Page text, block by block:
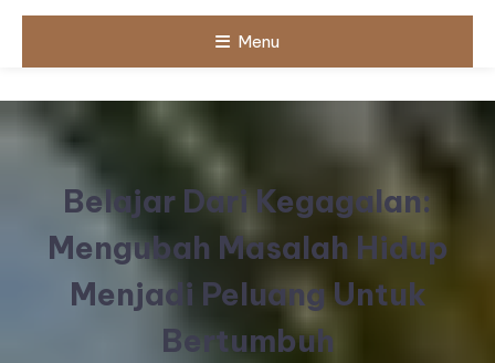
Menu
Belajar Dari Kegagalan:
Mengubah Masalah Hidup
Menjadi Peluang Untuk
Bertumbuh